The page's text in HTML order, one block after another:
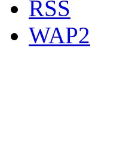
RSS
WAP2